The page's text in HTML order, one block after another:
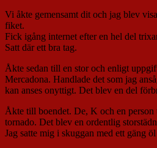
Vi åkte gemensamt dit och jag blev
fiket.
Fick igång internet efter en hel del
Satt där ett bra tag.
Åkte sedan till en stor och enligt
Mercadona. Handlade det som jag
kan anses onyttigt. Det blev en del
Åkte till boendet. De, K och en person
tornado. Det blev en ordentlig
Jag satte mig i skuggan med ett gäng